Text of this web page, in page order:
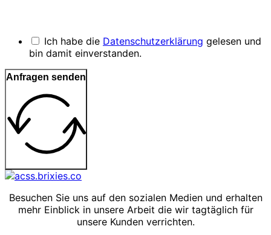
Ich habe die Datenschutzerklärung gelesen und
bin damit einverstanden.
Anfragen senden
Besuchen Sie uns auf den sozialen Medien und erhalten
mehr Einblick in unsere Arbeit die wir tagtäglich für
unsere Kunden verrichten.